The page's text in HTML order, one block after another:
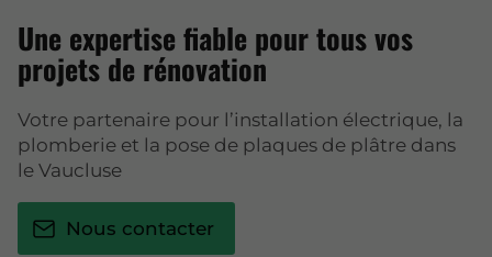
Une expertise fiable pour tous vos
projets de rénovation
Votre partenaire pour l’installation électrique, la
plomberie et la pose de plaques de plâtre dans
le Vaucluse
Nous contacter